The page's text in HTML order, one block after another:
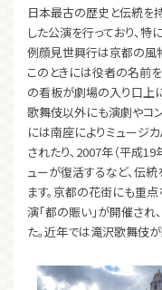
日本最古の歴史と伝統を
した公演を行っており、
例顔見世興行は京都の風
このときには役者の名前
の看板が劇場の入り口上
歌舞伎以外にも演劇やコ
には南座によりミュージカ
されたり、2007年（平成
ューが復活するなど、伝
ます。京都の花街にも重
演「都の賑い」が開催され
た。近年では滝沢歌舞伎が